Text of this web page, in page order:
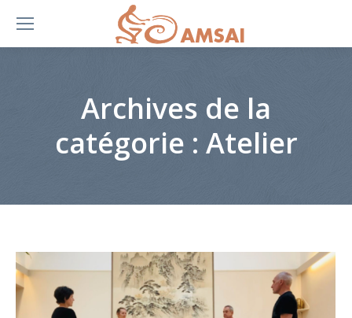
Archives de la
catégorie : Atelier